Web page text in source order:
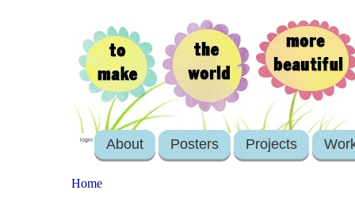
login About Posters Projects
Home